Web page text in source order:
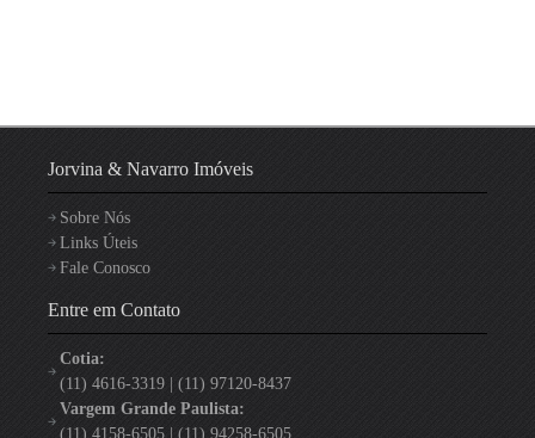
Jorvina & Navarro Imóveis
Sobre Nós
Links Úteis
Fale Conosco
Entre em Contato
Cotia:
(11) 4616-3319 | (11) 97120-8437
Vargem Grande Paulista:
(11) 4158-6505 | (11) 94258-6505